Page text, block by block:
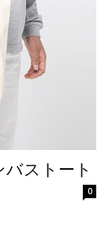
ストート
0